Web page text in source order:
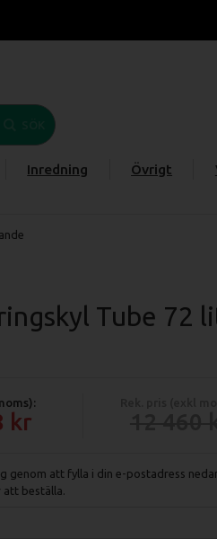
Inredning Övrigt
Tube 72
genom att fylla i din e-postadress
att beställa.